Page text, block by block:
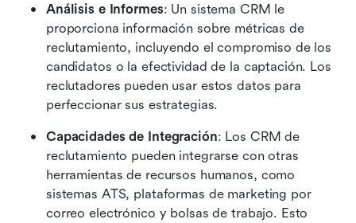
Análisis e Informes: Un sistema CRM le
proporciona información sobre métricas de
reclutamiento, incluyendo el compromiso de los
candidatos o la efectividad de la captación. Los
reclutadores pueden usar estos datos para
perfeccionar sus estrategias.
Capacidades de Integración: Los CRM de
reclutamiento pueden integrarse con otras
herramientas de recursos humanos, como
sistemas ATS, plataformas de marketing por
correo electrónico y bolsas de trabajo. Esto